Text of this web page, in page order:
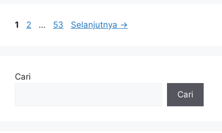
Halaman
1 Halaman
2 … Halaman
53 Selanjutnya →
Cari
Cari